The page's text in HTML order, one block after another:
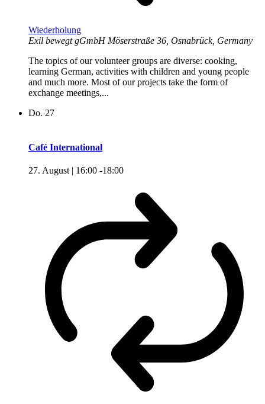
Wiederholung
Exil bewegt gGmbH Möserstraße 36, Osnabrück, Germany
The topics of our volunteer groups are diverse: cooking,
learning German, activities with children and young people
and much more. Most of our projects take the form of
exchange meetings,...
Do. 27
Café International
27. August | 16:00 -18:00